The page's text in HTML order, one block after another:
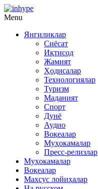
Menu
Янгиликлар
Сиёсат
Иқтисод
Жамият
Ҳодисалар
Технологиялар
Туризм
Маданият
Спорт
Дунё
Аудио
Воқеалар
Муҳокамалар
Пресс-релизлар
Муҳокамалар
Воқеалар
Махсус лойиҳалар